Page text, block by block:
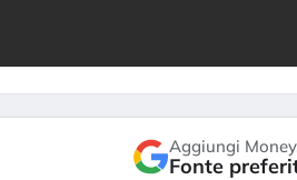
Aggiungi
Fonte
mostrando segni di stanchezza
verso le (…)